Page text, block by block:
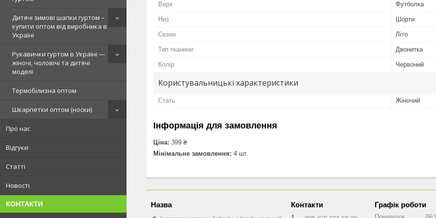
Дитячі зимові шапки гуртом –
купити оптом від виробника в
Україні
Рукавички гуртом в Україні —
жіночі, чоловічі та дитячі
моделі
Термобілизна оптом
Шкарпетки оптом (носки)
Про нас
Відгуки
Статті
Новості
КОНТАКТИ
Верх Футболка
Низ Шорти
Сезон Літо
Тип тканини Двонитка
Колір Червоний
Користувальницькі характеристики
Стать Жіночий
Інформація для замовлення
Ціна: 399 ₴
Мінімальне замовлення: 4 шт.
Графік роботи